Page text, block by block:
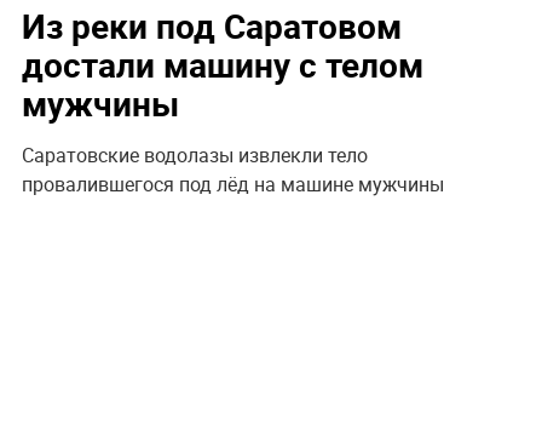
Из реки под Саратовом
достали машину с телом
мужчины
Саратовские водолазы извлекли тело
провалившегося под лёд на машине мужчины